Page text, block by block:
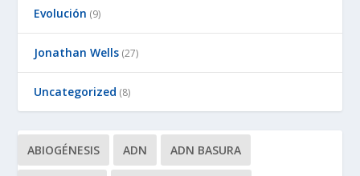
Evolución (9)
Jonathan Wells (27)
Uncategorized (8)
ABIOGÉNESIS ADN ADN BASURA